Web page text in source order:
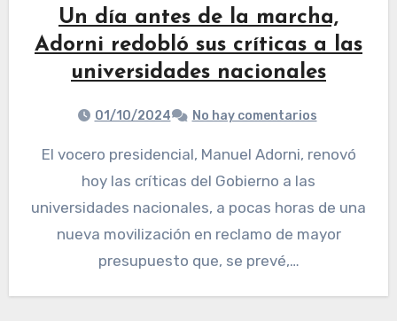
Un día antes de la marcha,
Adorni redobló sus críticas a las
universidades nacionales
01/10/2024 No hay comentarios
El vocero presidencial, Manuel Adorni, renovó
hoy las críticas del Gobierno a las
universidades nacionales, a pocas horas de una
nueva movilización en reclamo de mayor
presupuesto que, se prevé,…